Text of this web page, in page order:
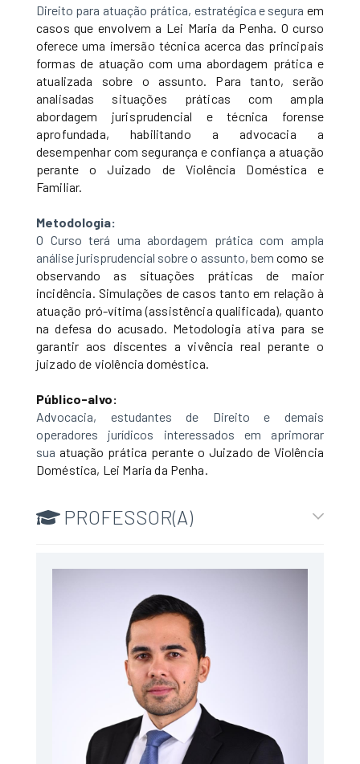
Direito para atuação prática, estratégica e segura em
casos que envolvem a Lei Maria da Penha. O curso
oferece uma imersão técnica acerca das principais
formas de atuação com uma abordagem prática e
atualizada sobre o assunto. Paratanto, serão
analisadas situações práticas com ampla
abordagem jurisprudencial e técnica forense
aprofundada, habilitando a advocacia a
desempenhar com segurança e confiança a atuação
perante o Juizado de Violência Doméstica e
Familiar.
Metodologia:
O Curso terá uma abordagem prática com ampla
análise jurisprudencial sobre o assunto, bem como se
observando as situações práticas de maior
incidência. Simulações de casos tanto em relação à
atuação pró-vítima (assistência qualificada), quanto
na defesa do acusado. Metodologia ativa para se
garantir aos discentes a vivência real perante o
juizado de violênciadoméstica.
Público-alvo:
Advocacia, estudantes de Direito e demais
operadores jurídicos interessados em aprimorar
sua atuação prática perante o Juizado de Violência
Doméstica, Lei Maria da Penha.
PROFESSOR(A)